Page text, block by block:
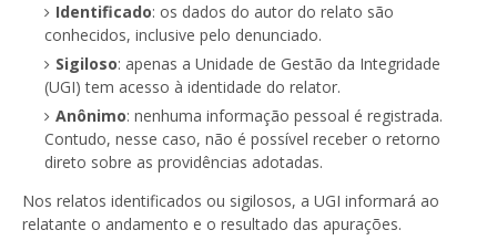
Identificado: os dados do autor do relato são
conhecidos, inclusive pelo denunciado.
Sigiloso: apenas a Unidade de Gestão da Integridade
(UGI) tem acesso à identidade do relator.
Anônimo: nenhuma informação pessoal é registrada.
Contudo, nesse caso, não é possível receber o retorno
direto sobre as providências adotadas.
Nos relatos identificados ou sigilosos, a UGI informará ao
relatante o andamento e o resultado das apurações.